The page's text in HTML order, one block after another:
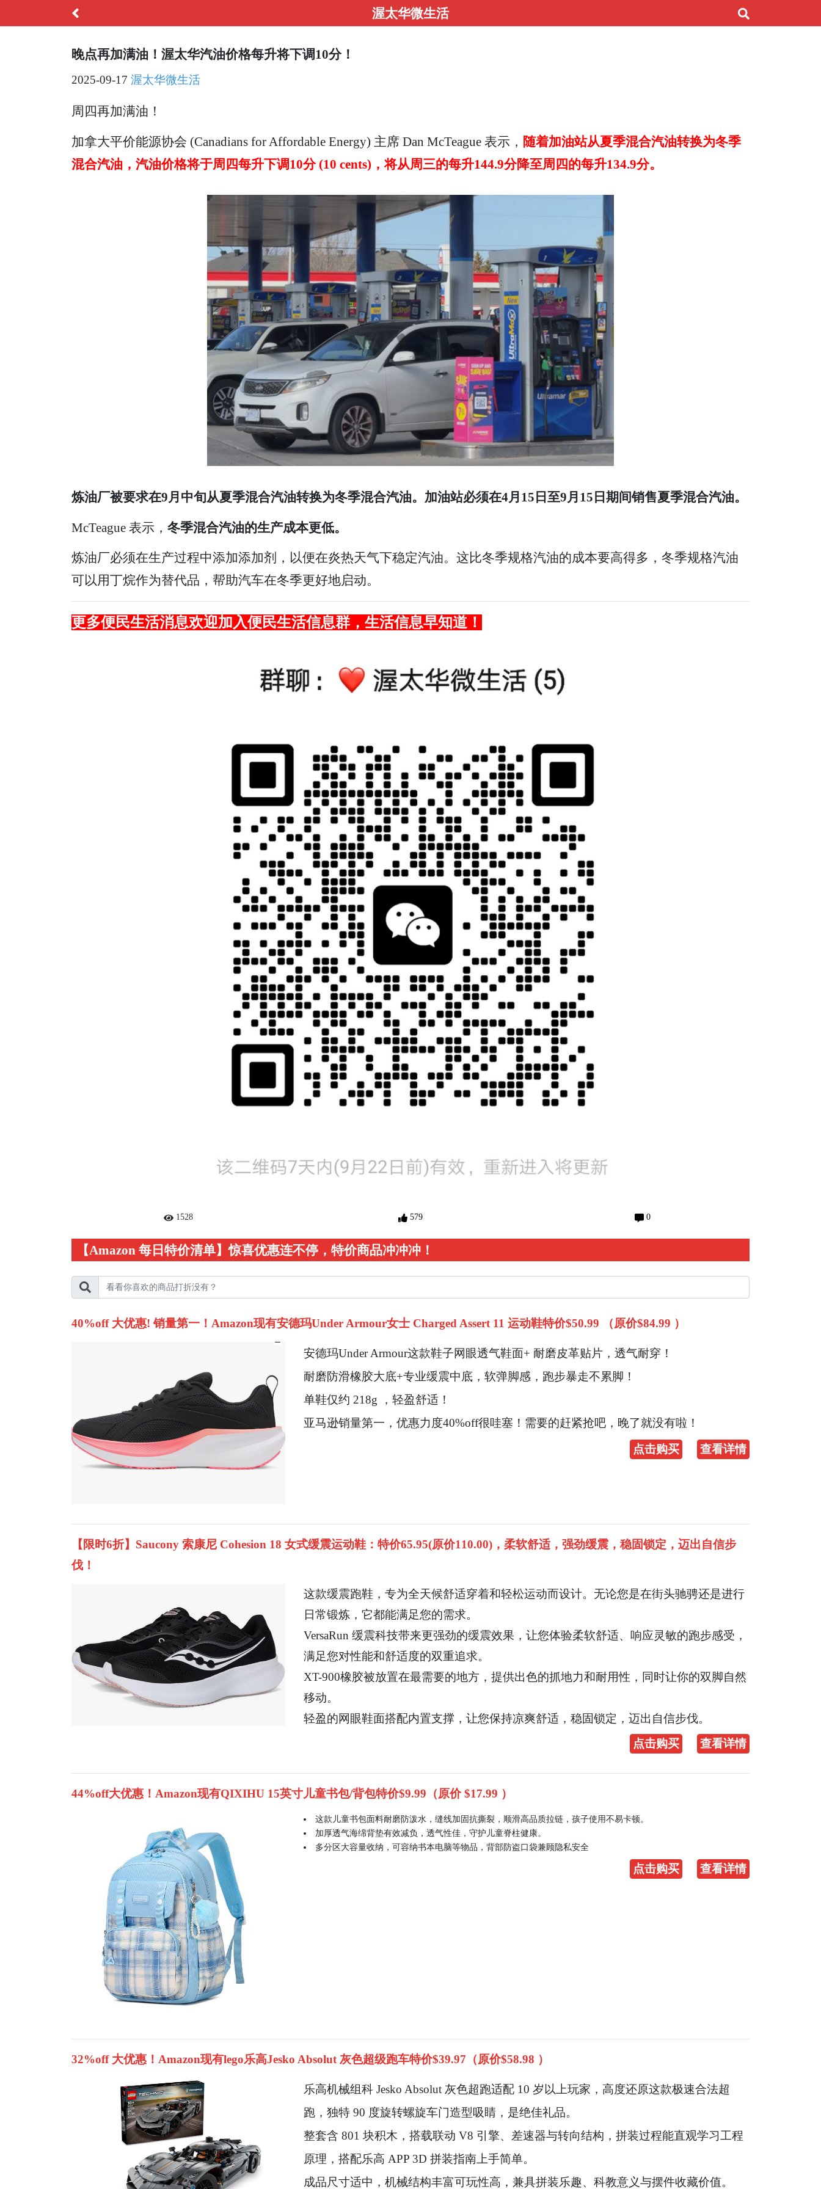
渥太华微生活
晚点再加满油！渥太华汽油价格每升将下调10分！
2025-09-17 渥太华微生活
周四再加满油！
加拿大平价能源协会 (Canadians for Affordable Energy) 主席 Dan McTeague 表示， 随着加油站从夏季混合汽油转换为冬季
混合汽油，汽油价格将于周四每升下调10分 (10 cents)，将从周三的每升144.9分降至周四的每升134.9分。
炼油厂被要求在9月中旬从夏季混合汽油转换为冬季混合汽油。加油站必须在4月15日至9月15日期间销售夏季混合汽油。
McTeague 表示， 冬季混合汽油的生产成本更低。
炼油厂必须在生产过程中添加添加剂，以便在炎热天气下稳定汽油。这比冬季规格汽油的成本要高得多，冬季规格汽油
可以用丁烷作为替代品，帮助汽车在冬季更好地启动。
更多便民生活消息欢迎加入便民生活信息群，生活信息早知道！
1528 579 0
【Amazon 每日特价清单】惊喜优惠连不停，特价商品冲冲冲！
40%off 大优惠! 销量第一！Amazon现有安德玛Under Armour女士 Charged Assert 11 运动鞋特价$50.99 （原价$84.99 ）
安德玛Under Armour这款鞋子网眼透气鞋面+ 耐磨皮革贴片，透气耐穿！
耐磨防滑橡胶大底+专业缓震中底，软弹脚感，跑步暴走不累脚！
单鞋仅约 218g ，轻盈舒适！
亚马逊销量第一，优惠力度40%off很哇塞！需要的赶紧抢吧，晚了就没有啦！
点击购买 查看详情
【限时6折】Saucony 索康尼 Cohesion 18 女式缓震运动鞋：特价65.95(原价110.00)，柔软舒适，强劲缓震，稳固锁定，迈出自信步
伐！
这款缓震跑鞋，专为全天候舒适穿着和轻松运动而设计。无论您是在街头驰骋还是进行
日常锻炼，它都能满足您的需求。
VersaRun 缓震科技带来更强劲的缓震效果，让您体验柔软舒适、响应灵敏的跑步感受，
满足您对性能和舒适度的双重追求。
XT-900橡胶被放置在最需要的地方，提供出色的抓地力和耐用性，同时让你的双脚自然
移动。
轻盈的网眼鞋面搭配内置支撑，让您保持凉爽舒适，稳固锁定，迈出自信步伐。
点击购买
查看详情
44%off大优惠！Amazon现有QIXIHU 15英寸儿童书包/背包特价$9.99（原价 $17.99 ）
这款儿童书包面料耐磨防泼水，缝线加固抗撕裂，顺滑高品质拉链，孩子使用不易卡顿。
加厚透气海绵背垫有效减负，透气性佳，守护儿童脊柱健康。
多分区大容量收纳，可容纳书本电脑等物品，背部防盗口袋兼顾隐私安全
点击购买 查看详情
32%off 大优惠！Amazon现有lego乐高Jesko Absolut 灰色超级跑车特价$39.97（原价$58.98 ）
乐高机械组科 Jesko Absolut 灰色超跑适配 10 岁以上玩家，高度还原这款极速合法超
跑，独特 90 度旋转螺旋车门造型吸睛，是绝佳礼品。
整套含 801 块积木，搭载联动 V8 引擎、差速器与转向结构，拼装过程能直观学习工程
原理，搭配乐高 APP 3D 拼装指南上手简单。
成品尺寸适中，机械结构丰富可玩性高，兼具拼装乐趣、科教意义与摆件收藏价值。